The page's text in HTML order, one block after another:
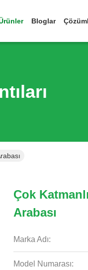
Bloglar
Çok
Arabası
Marka Adı:
Model Numarası: